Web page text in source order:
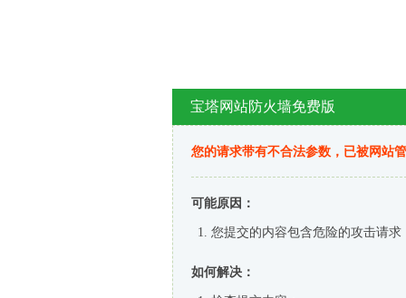
宝塔网站防火墙免费版
您的请求带有不合法参数，已被网站
可能原因：
您提交的内容包含危险的攻击请求
如何解决：